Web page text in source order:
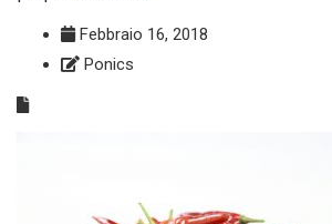
Febbraio 16, 2018
Ponics